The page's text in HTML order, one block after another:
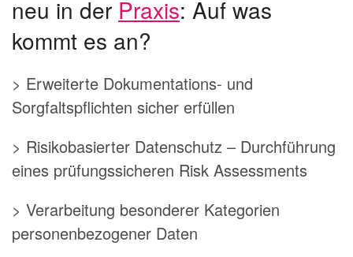
neu in der Praxis: Auf was
kommt es an?
> Erweiterte Dokumentations- und
Sorgfaltspflichten sicher erfüllen
> Risikobasierter Datenschutz – Durchführung
eines prüfungssicheren Risk Assessments
> Verarbeitung besonderer Kategorien
personenbezogener Daten